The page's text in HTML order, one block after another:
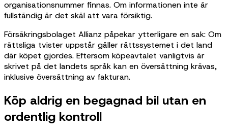
organisationsnummer finnas. Om informationen inte är
fullständig är det skäl att vara försiktig.
Försäkringsbolaget Allianz påpekar ytterligare en sak: Om
rättsliga tvister uppstår gäller rättssystemet i det land
där köpet gjordes. Eftersom köpeavtalet vanligtvis är
skrivet på det landets språk kan en översättning krävas,
inklusive översättning av fakturan.
Köp aldrig en begagnad bil utan en
ordentlig kontroll